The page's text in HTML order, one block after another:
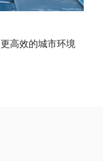
高效的城市环境